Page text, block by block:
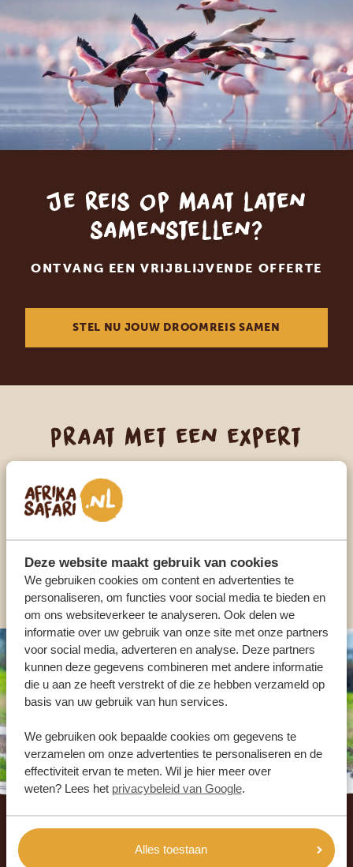
Deze website maakt gebruik van cookies
We gebruiken cookies om content en advertenties te
personaliseren, om functies voor social media te bieden en
om ons websiteverkeer te analyseren. Ook delen we
informatie over uw gebruik van onze site met onze partners
voor social media, adverteren en analyse. Deze partners
kunnen deze gegevens combineren met andere informatie
die u aan ze heeft verstrekt of die ze hebben verzameld op
basis van uw gebruik van hun services.
We gebruiken ook bepaalde cookies om gegevens te
verzamelen om onze advertenties te personaliseren en de
effectiviteit ervan te meten. Wil je hier meer over
weten? Lees het privacybeleid van Google.
Alles toestaan
Je reis op maat laten
samenstellen?
ONTVANG EEN VRIJBLIJVENDE OFFERTE
STEL NU JOUW DROOMREIS SAMEN
Praat met een expert
ONZE SPECIALISTEN STAAN VOOR JE KLAAR
ANDERE LANDEN
WAT ZEGGEN ONZE KLANTEN? LEES DE
REVIEWS!